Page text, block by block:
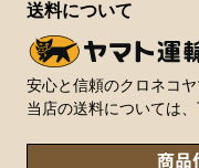
送料について
安心と信頼のクロネコ
当店の送料については